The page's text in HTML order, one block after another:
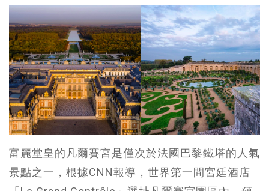
富麗堂皇的凡爾賽宮是僅次於法國巴黎鐵塔的人氣
景點之一，根據CNN報導，世界第一間宮廷酒店